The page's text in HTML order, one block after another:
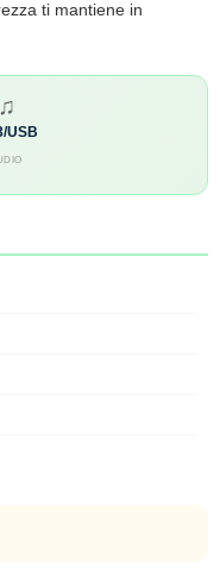
ti mantiene in
♫
USB